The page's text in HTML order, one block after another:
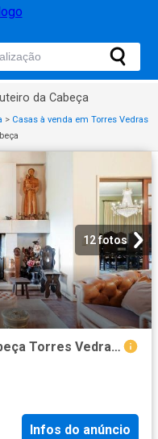
da Cabeça
> Casas à venda em Torres Vedras
12 fotos
Moradia T6 Em Outeiro Da Cabeça Torres Vedras 663m² Campelos e Outeiro da Cabeça
Infos do anúncio